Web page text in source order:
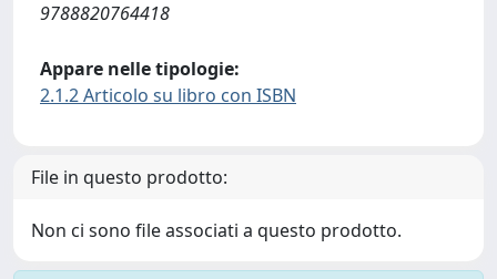
9788820764418
Appare nelle tipologie:
2.1.2 Articolo su libro con ISBN
File in questo prodotto:
Non ci sono file associati a questo prodotto.